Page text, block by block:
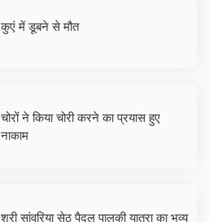
कुएं में डूबने से मौत
चोरों ने किया चोरी करने का प्रयास हुए
नाकाम
श्री सांवरिया सेठ पैदल पालकी यात्रा का भव्य